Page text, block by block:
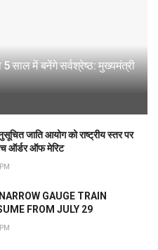
साल में बनेंगे सर्वश्रेष्ठ: मुख्यमंत्री
जाति आयोग को राष्ट्रीय स्तर पर
ऑर्डर ऑफ मेरिट
GAUGE TRAIN
FROM JULY 29